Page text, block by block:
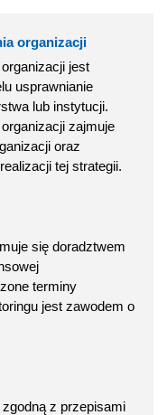
organizacji
jest
usprawnianie
lub instytucji.
zajmuje
oraz
tej strategii.
się doradztwem
terminy
jest zawodem o
z przepisami